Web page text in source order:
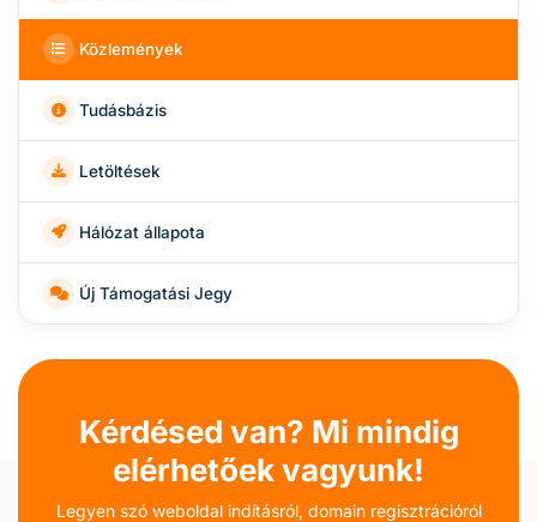
Közlemények
Tudásbázis
Letöltések
Hálózat állapota
Új Támogatási Jegy
Kérdésed van? Mi mindig
elérhetőek vagyunk!
Legyen szó weboldal indításról, domain regisztrációról